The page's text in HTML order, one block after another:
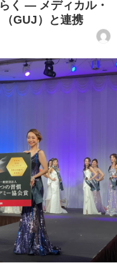
く ― メディカル・
GUJ）と連携